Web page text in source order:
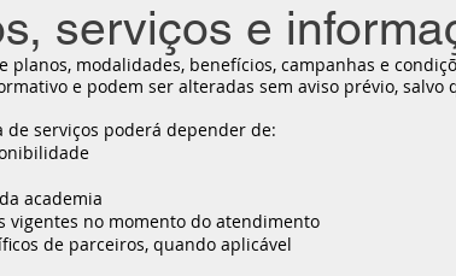
serviços e
planos, modalidades, benefícios, campanhas e
e podem ser alteradas sem aviso prévio, salvo
de serviços poderá depender de:
academia
vigentes no momento do atendimento
de parceiros, quando aplicável